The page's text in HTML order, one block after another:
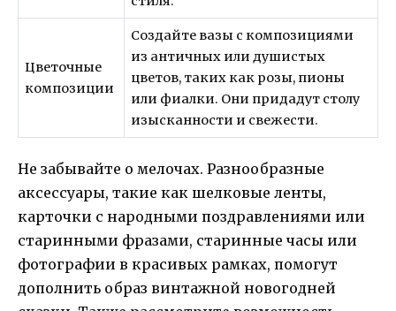
Цветочные
композиции
Создайте вазы с композициями
из античных или душистых
цветов, таких как розы, пионы
или фиалки. Они придадут столу
изысканности и свежести.
Не забывайте о мелочах. Разнообразные
аксессуары, такие как шелковые ленты,
карточки с народными поздравлениями или
старинными фразами, старинные часы или
фотографии в красивых рамках, помогут
дополнить образ винтажной новогодней